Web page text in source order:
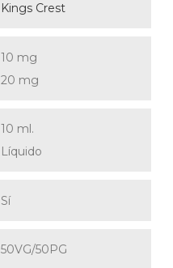
Kings Crest
10 mg
20 mg
10 ml.
Líquido
Sí
50VG/50PG